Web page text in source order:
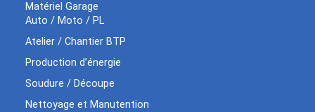
Matériel Garage
Auto / Moto / PL
Atelier / Chantier BTP
Production d’énergie
Soudure / Découpe
Nettoyage et Manutention